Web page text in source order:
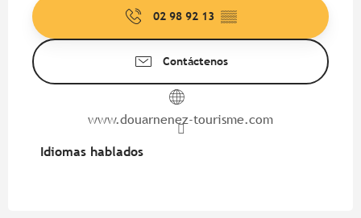
02 98 92 13 ▒▒
Contáctenos
www.douarnenez-tourisme.com
Idiomas hablados
Idiomas hablados